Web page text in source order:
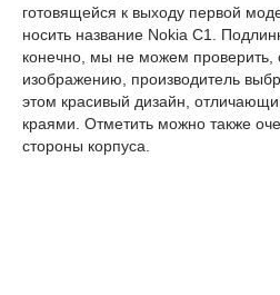
готовящейся к выходу первой
носить название Nokia C1.
конечно, мы не можем проверить,
изображению, производитель
этом красивый дизайн,
краями. Отметить можно также
стороны корпуса.